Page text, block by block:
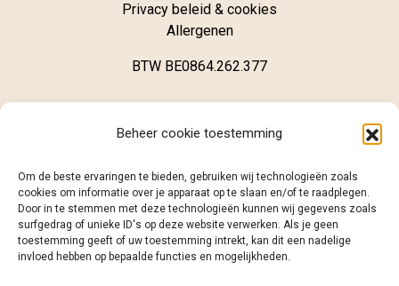
Beheer cookie toestemming
Om de beste ervaringen te bieden, gebruiken wij technologieën zoals
cookies om informatie over je apparaat op te slaan en/of te raadplegen.
Door in te stemmen met deze technologieën kunnen wij gegevens zoals
surfgedrag of unieke ID's op deze website verwerken. Als je geen
toestemming geeft of uw toestemming intrekt, kan dit een nadelige
invloed hebben op bepaalde functies en mogelijkheden.
Privacy beleid & cookies
Allergenen
BTW BE0864.262.377
B-8020 Oostkamp
+32 (0)468 12 98 86
info@caramelo.be